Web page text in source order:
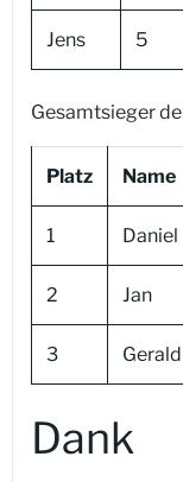
Jens 5
Gesamtsieger
Platz Name
1 Daniel
2 Jan
3 Gerald
Dank